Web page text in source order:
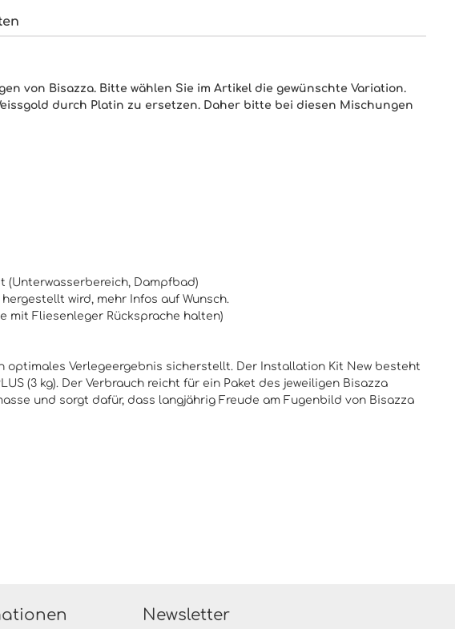
von Bisazza. Bitte wählen Sie im Artikel die gewünschte Variation.
durch Platin zu ersetzen. Daher bitte bei diesen Mischungen
Dampfbad)
wird, mehr Infos auf Wunsch.
mit Fliesenleger Rücksprache halten)
Verlegeergebnis sicherstellt. Der Installation Kit New besteht
(3 kg). Der Verbrauch reicht für ein Paket des jeweiligen Bisazza
und sorgt dafür, dass langjährig Freude am Fugenbild von Bisazza
Newsletter